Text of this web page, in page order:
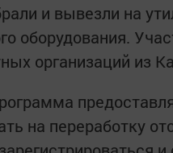
и вывезли на
оборудования.
организаций из
на переработку